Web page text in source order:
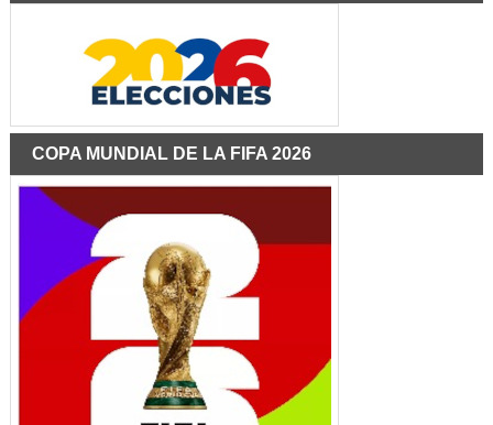
COPA MUNDIAL DE LA FIFA 2026